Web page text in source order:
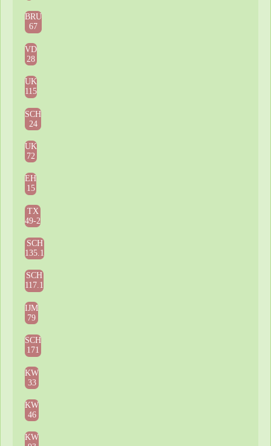
BRU
67
VD
28
UK
115
SCH
24
UK
72
EH
15
TX
49-2
SCH
135.1
SCH
117.1
IJM
79
SCH
171
KW
33
KW
46
KW